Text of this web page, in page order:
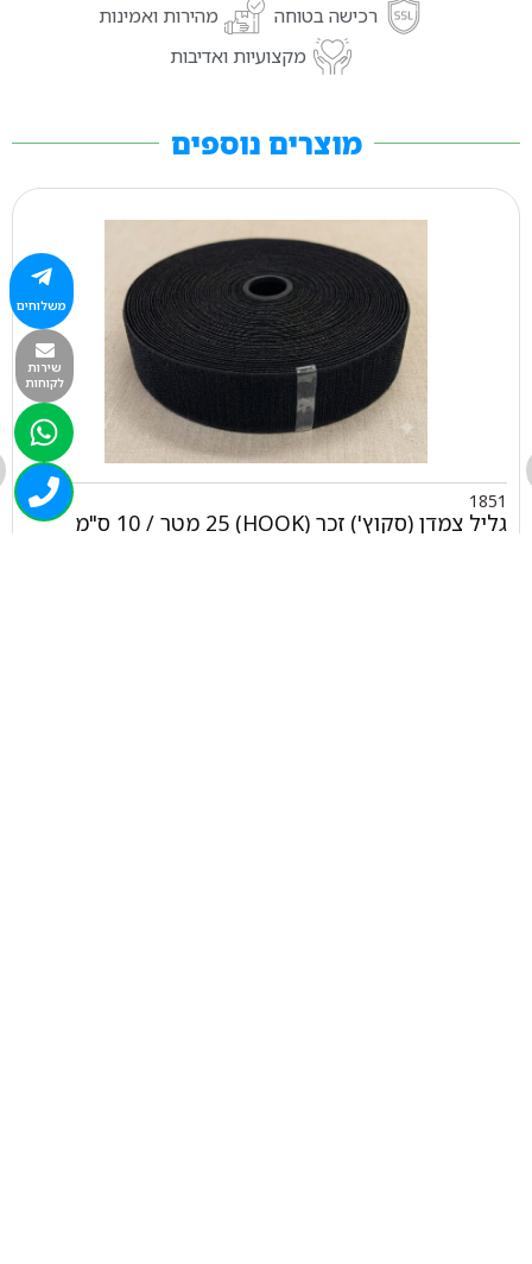
רכישה בטוחה
מהירות ואמינות
מקצועיות ואדיבות
מוצרים נוספים
1851
גליל צמדן (סקוץ') זכר (HOOK) 25 מטר / 10 ס"מ
משלוחים
שירות
לקוחות